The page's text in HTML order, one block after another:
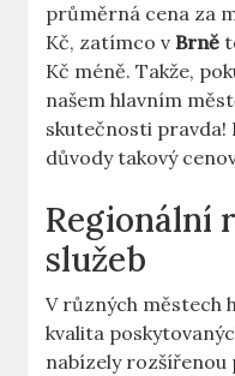
průměrná cena za
Kč, zatímco vBrně
Kč méně. Takže,
našem hlavním
skutečnosti pravda!
důvody takový
Regionální
služeb
V různých městech
kvalita
nabízely rozšířenou